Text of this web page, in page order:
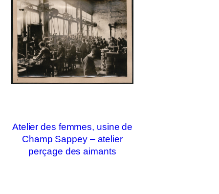
Atelier des femmes, usine de
Champ Sappey – atelier
perçage des aimants